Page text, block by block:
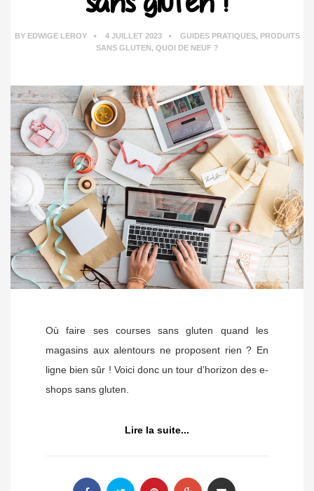
BY EDWIGE LEROY 4 JUILLET 2023 GUIDES PRATIQUES, PRODUITS
SANS GLUTEN, QUOI DE NEUF ?
Où faire ses courses sans gluten quand les
magasins aux alentours ne proposent rien ? En
ligne bien sûr ! Voici donc un tour d’horizon des e-
shops sans gluten.
Lire la suite...